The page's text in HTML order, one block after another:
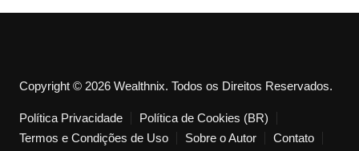
Copyright © 2026 Wealthnix. Todos os Direitos Reservados.
Política Privacidade
Política de Cookies (BR)
Termos e Condições de Uso
Sobre o Autor Contato